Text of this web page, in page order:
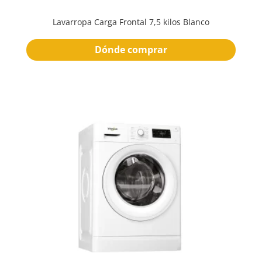
Lavarropa Carga Frontal 7,5 kilos Blanco
Dónde comprar